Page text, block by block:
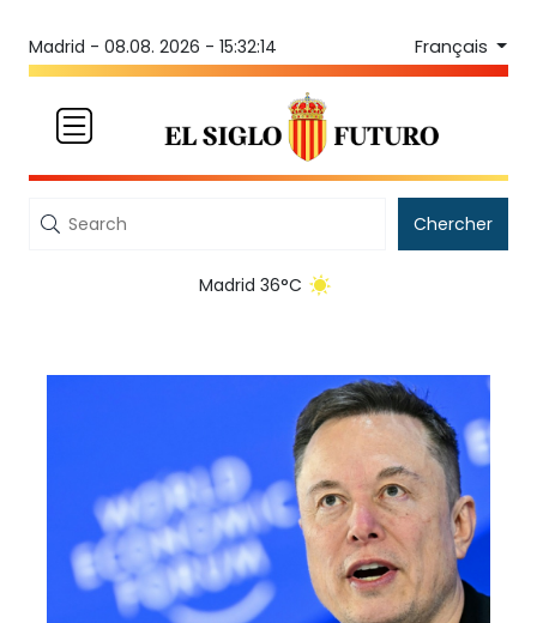
Madrid - 08.08. 2026 - 15:32:14 Français
Chercher
Madrid 36°C